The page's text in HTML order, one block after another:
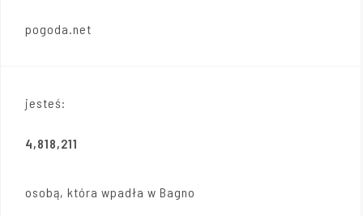
pogoda.net
jesteś:
4,818,211
osobą, która wpadła w Bagno